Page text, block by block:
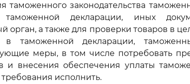
таможенного законодательства
таможенной декларации, иных
орган, а также для проверки товаров в
в таможенной декларации,
меры, в том числе потребовать
и внесения обеспечения уплаты
исполнить.